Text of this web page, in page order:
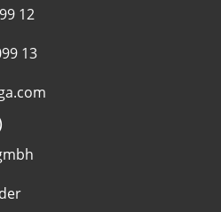
12
13